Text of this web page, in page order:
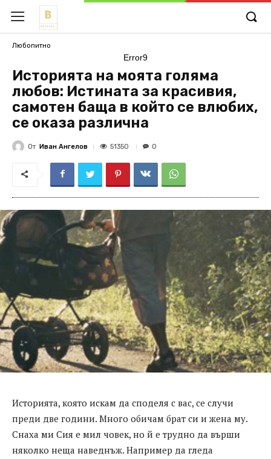
Любопитно
Error9
Историята на моята голяма
любов: Истината за красивия,
самотен баща в който се влюбих,
се оказа различна
От Иван Ангелов 51350 0
Историята, която искам да споделя с вас, се случи
преди две години. Много обичам брат си и жена му.
Снаха ми Сия е мил човек, но й е трудно да върши
няколко неща наведнъж. Например да гледа